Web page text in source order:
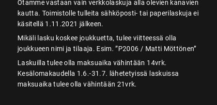
Otamme vastaan vain verkkolaskuja alla olevien kanavien
kautta. Toimistolle tulleita sähköposti- tai paperilaskuja ei
käsitellä 1.11.2021 jälkeen.
Mikäli lasku koskee joukkuetta, tulee viitteessä olla
joukkueen nimi ja tilaaja. Esim. ”P2006 / Matti Möttönen”
Laskuilla tulee olla maksuaika vähintään 14vrk.
Kesälomakaudella 1.6.-31.7. lähetetyissä laskuissa
maksuaika tulee olla vähintään 21vrk.